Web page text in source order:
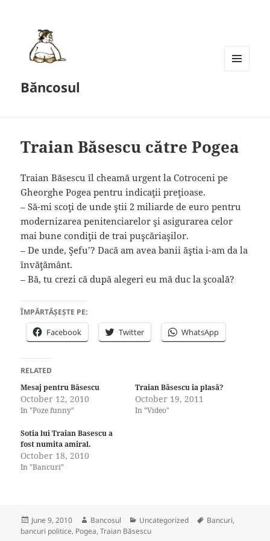
Băncosul
Traian Băsescu către Pogea
Traian Băsescu îl cheamă urgent la Cotroceni pe
Gheorghe Pogea pentru indicaţii preţioase.
– Să-mi scoţi de unde ştii 2 miliarde de euro pentru
modernizarea penitenciarelor şi asigurarea celor
mai bune condiţii de trai puşcăriaşilor.
– De unde, Şefu’? Dacă am avea banii ăştia i-am da la
învăţământ.
– Bă, tu crezi că după alegeri eu mă duc la şcoală?
ÎMPĂRTĂȘEȘTE PE:
Facebook Twitter WhatsApp
RELATED
Mesaj pentru Băsescu
October 12, 2010
In "Poze funny"
Traian Băsescu ia plasă?
October 19, 2011
In "Video"
Sotia lui Traian Basescu a
fost numita amiral.
October 18, 2010
In "Bancuri"
Posted
on
June 9, 2010 Author
Bancosul Categories
Uncategorized Tags
Bancuri,
bancuri politice, Pogea,Traian Băsescu